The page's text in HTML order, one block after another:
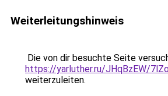
Weiterleitungshinweis
Die von dir besuchte Seite
https://yarluther.ru/JHqBzEW/
weiterzuleiten.